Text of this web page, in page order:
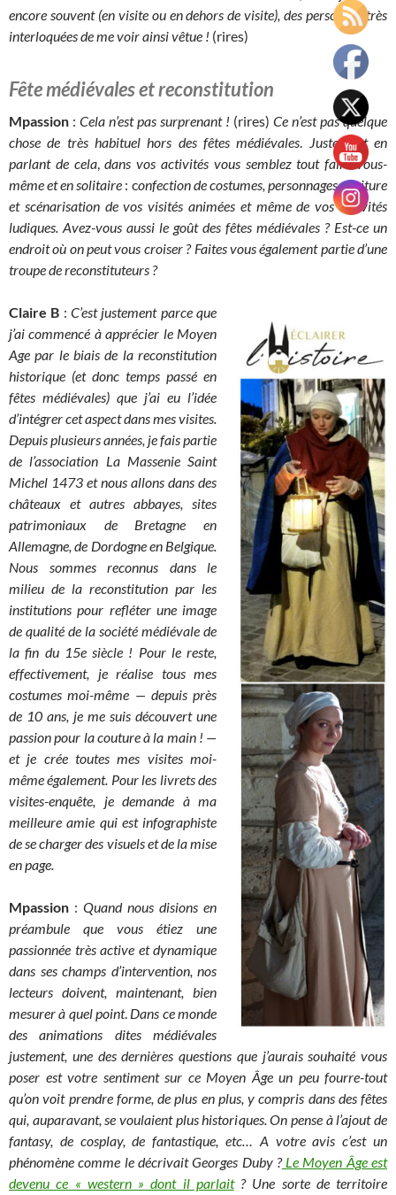
encore souvent (en visite ou en dehors de visite), des personnes très
interloquées de me voir ainsi vêtue ! (rires)
Fête médiévales et reconstitution
Mpassion : Cela n’est pas surprenant ! (rires) Ce n’est pas quelque
chose de très habituel hors des fêtes médiévales. Justement en
parlant de cela,dans vos activités vous semblez tout faire vous-
même et en solitaire : confection de costumes, personnages, écriture
et scénarisation de vos visités animées et même de vos activités
ludiques. Avez-vous aussi le goût des fêtes médiévales ? Est-ce un
endroit où on peut vous croiser ? Faites vous également partie d’une
troupe de reconstituteurs ?
Claire B :C’est justement parce que
j’ai commencé à apprécier le Moyen
Age par le biais de la reconstitution
historique (et donc temps passé en
fêtes médiévales) que j’ai eu l’idée
d’intégrer cet aspect dans mes visites.
Depuis plusieurs années, je fais partie
de l’association La Massenie Saint
Michel 1473 et nous allons dans des
châteaux et autres abbayes, sites
patrimoniaux de Bretagne en
Allemagne, de Dordogne en Belgique.
Nous sommes reconnus dans le
milieu de la reconstitution par les
institutions pour refléter une image
de qualité de la société médiévale de
la fin du 15e siècle ! Pour le reste,
effectivement, je réalise tous mes
costumes moi-même — depuis près
de 10 ans, je me suis découvert une
passion pour la couture à la main ! —
et je crée toutes mes visites moi-
même également. Pour les livrets des
visites-enquête, je demande à ma
meilleure amie qui est infographiste
de se charger des visuels et de la mise
en page.
Mpassion : Quand nous disions en
préambule que vous étiez une
passionnée très active et dynamique
dans ses champs d’intervention, nos
lecteurs doivent, maintenant, bien
mesurer à quel point. Dans ce monde
des animations dites médiévales
justement, une des dernières questions que j’aurais souhaité vous
poser est votre sentiment sur ce Moyen Âge un peu fourre-tout
qu’on voit prendre forme, de plus en plus, y compris dans des fêtes
qui, auparavant, se voulaient plus historiques. On pense à l’ajout de
fantasy, de cosplay, de fantastique, etc… A votre avis c’est un
phénomène comme le décrivait Georges Duby ?Le Moyen Âge est
devenu ce « western » dont il parlait? Une sorte de territoire